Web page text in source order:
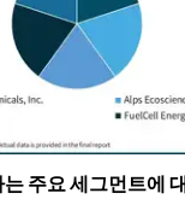
주요 세그먼트에